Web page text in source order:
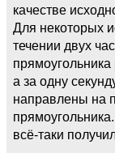
качестве
Для некоторых
течении двух
а за одну
направлены на
всё-таки